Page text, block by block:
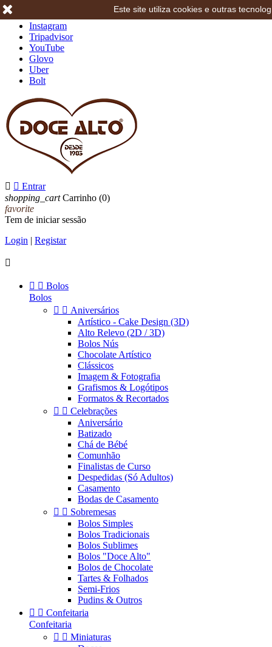
Instagram
Tripadvisor
YouTube
Glovo
Uber
Bolt
  Entrar
shopping_cart Carrinho (0)
favorite
Tem de iniciar sessão
Login | Registar

  Bolos
Bolos
  Aniversários
Artístico - Cake Design (3D)
Alto Relevo (2D / 3D)
Bolos Nús
Chocolate Artístico
Clássicos
Imagem & Fotografia
Grafismos & Logótipos
Formatos & Recortados
  Celebrações
Aniversário
Batizado
Chá de Bébé
Comunhão
Finalistas de Curso
Despedidas (Só Adultos)
Casamento
Bodas de Casamento
  Sobremesas
Bolos Simples
Bolos Tradicionais
Bolos Sublimes
Bolos "Doce Alto"
Bolos de Chocolate
Tartes & Folhados
Semi-Frios
Pudins & Outros
  Confeitaria
Confeitaria
  Miniaturas
Este site utiliza cookies e outras